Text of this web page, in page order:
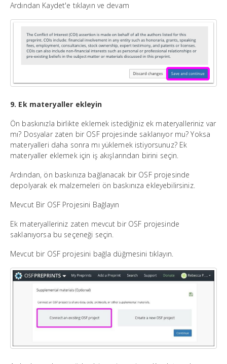
Ardından Kaydet'e tıklayın ve devam
9. Ek materyaller ekleyin
Ön baskınızla birlikte eklemek istediğiniz ek materyalleriniz var
mı? Dosyalar zaten bir OSF projesinde saklanıyor mu? Yoksa
materyalleri daha sonra mı yüklemek istiyorsunuz? Ek
materyaller eklemek için iş akışlarından birini seçin.
Ardından, ön baskınıza bağlanacak bir OSF projesinde
depolyarak ek malzemeleri ön baskınıza ekleyebilirsiniz.
Mevcut Bir OSF Projesini Bağlayın
Ek materyalleriniz zaten mevcut bir OSF projesinde
saklanıyorsa bu seçeneği seçin.
Mevcut bir OSF projesini bağla düğmesini tıklayın.